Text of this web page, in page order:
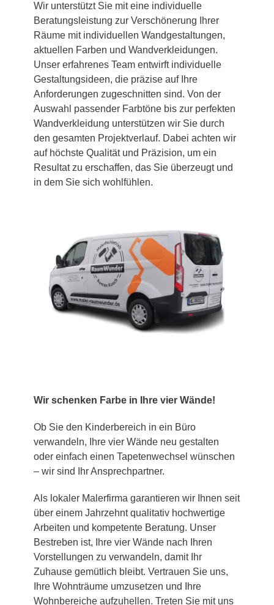
Wir unterstützt Sie mit eine individuelle
Beratungsleistung zur Verschönerung Ihrer
Räume mit individuellen Wandgestaltungen,
aktuellen Farben und Wandverkleidungen.
Unser erfahrenes Team entwirft individuelle
Gestaltungsideen, die präzise auf Ihre
Anforderungen zugeschnitten sind. Von der
Auswahl passender Farbtöne bis zur perfekten
Wandverkleidung unterstützen wir Sie durch
den gesamten Projektverlauf. Dabei achten wir
auf höchste Qualität und Präzision, um ein
Resultat zu erschaffen, das Sie überzeugt und
in dem Sie sich wohlfühlen.
Wir schenken Farbe in Ihre vier Wände!
Ob Sie den Kinderbereich in ein Büro
verwandeln, Ihre vier Wände neu gestalten
oder einfach einen Tapetenwechsel wünschen
– wir sind Ihr Ansprechpartner.
Als lokaler Malerfirma garantieren wir Ihnen seit
über einem Jahrzehnt qualitativ hochwertige
Arbeiten und kompetente Beratung. Unser
Bestreben ist, Ihre vier Wände nach Ihren
Vorstellungen zu verwandeln, damit Ihr
Zuhause gemütlich bleibt. Vertrauen Sie uns,
Ihre Wohnträume umzusetzen und Ihre
Wohnbereiche aufzuhellen. Treten Sie mit uns